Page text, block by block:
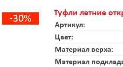
-30%
Туфли летние
Артикул:
Цвет:
Материал верха:
Материал